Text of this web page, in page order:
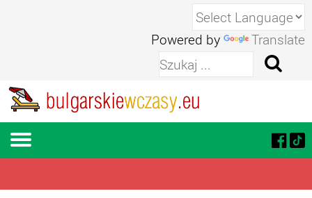
Powered by Translate